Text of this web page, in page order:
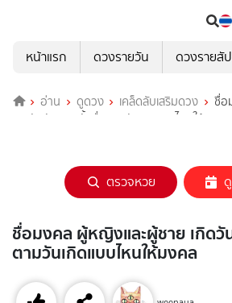
หน้าแรก
ดวงรายวัน ดวงรายสั
อ่าน ดูดวง เคล็ดลับเสริมดวง
ชื่อ
เกิดวันอังคาร ตั้งชื่อตามวันเกิดแบบไหนให้มงคล
ตรวจหวย
ชื่อมงคล ผู้หญิงและผู้ชาย เกิด
ตามวันเกิดแบบไหนให้มงคล